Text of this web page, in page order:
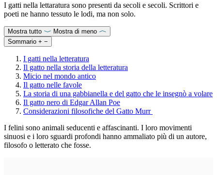
I gatti nella lettaratura sono presenti da secoli e secoli. Scrittori e
poeti ne hanno tessuto le lodi, ma non solo.
Mostra tutto
Mostra di meno
Sommario + −
I gatti nella letteratura
Il gatto nella storia della letteratura
Micio nel mondo antico
Il gatto nelle favole
La storia di una gabbianella e del gatto che le insegnò a volare
Il gatto nero di Edgar Allan Poe
Considerazioni filosofiche del Gatto Murr
I felini sono animali seducenti e affascinanti. I loro movimenti
sinuosi e i loro sguardi profondi hanno ammaliato più di un autore,
filosofo o letterato che fosse.